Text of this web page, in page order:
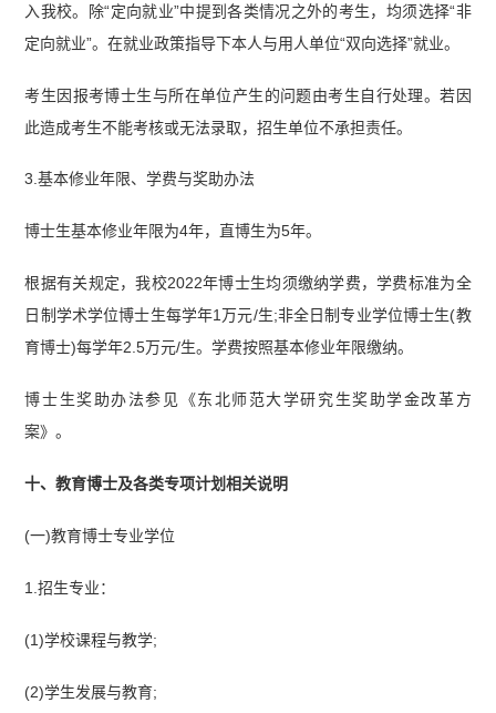
入我校。除“定向就业”中提到各类情况之外的考生，均须选择“非
定向就业”。在就业政策指导下本人与用人单位“双向选择”就业。
考生因报考博士生与所在单位产生的问题由考生自行处理。若因
此造成考生不能考核或无法录取，招生单位不承担责任。
3.基本修业年限、学费与奖助办法
博士生基本修业年限为4年，直博生为5年。
根据有关规定，我校2022年博士生均须缴纳学费，学费标准为全
日制学术学位博士生每学年1万元/生;非全日制专业学位博士生(教
育博士)每学年2.5万元/生。学费按照基本修业年限缴纳。
博士生奖助办法参见《东北师范大学研究生奖助学金改革方
案》。
十、教育博士及各类专项计划相关说明
(一)教育博士专业学位
1.招生专业：
(1)学校课程与教学;
(2)学生发展与教育;